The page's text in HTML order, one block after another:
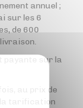
annuel ;
sur les 6
de 600
payante sur la
au prix de
la tarification